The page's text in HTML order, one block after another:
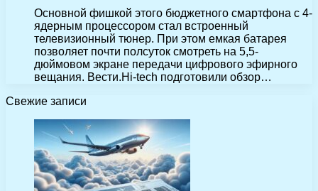
Основной фишкой этого бюджетного смартфона с 4-
ядерным процессором стал встроенный
телевизионный тюнер. При этом емкая батарея
позволяет почти полсуток смотреть на 5,5-
дюймовом экране передачи цифрового эфирного
вещания. Вести.Hi-tech подготовили обзор…
Свежие записи